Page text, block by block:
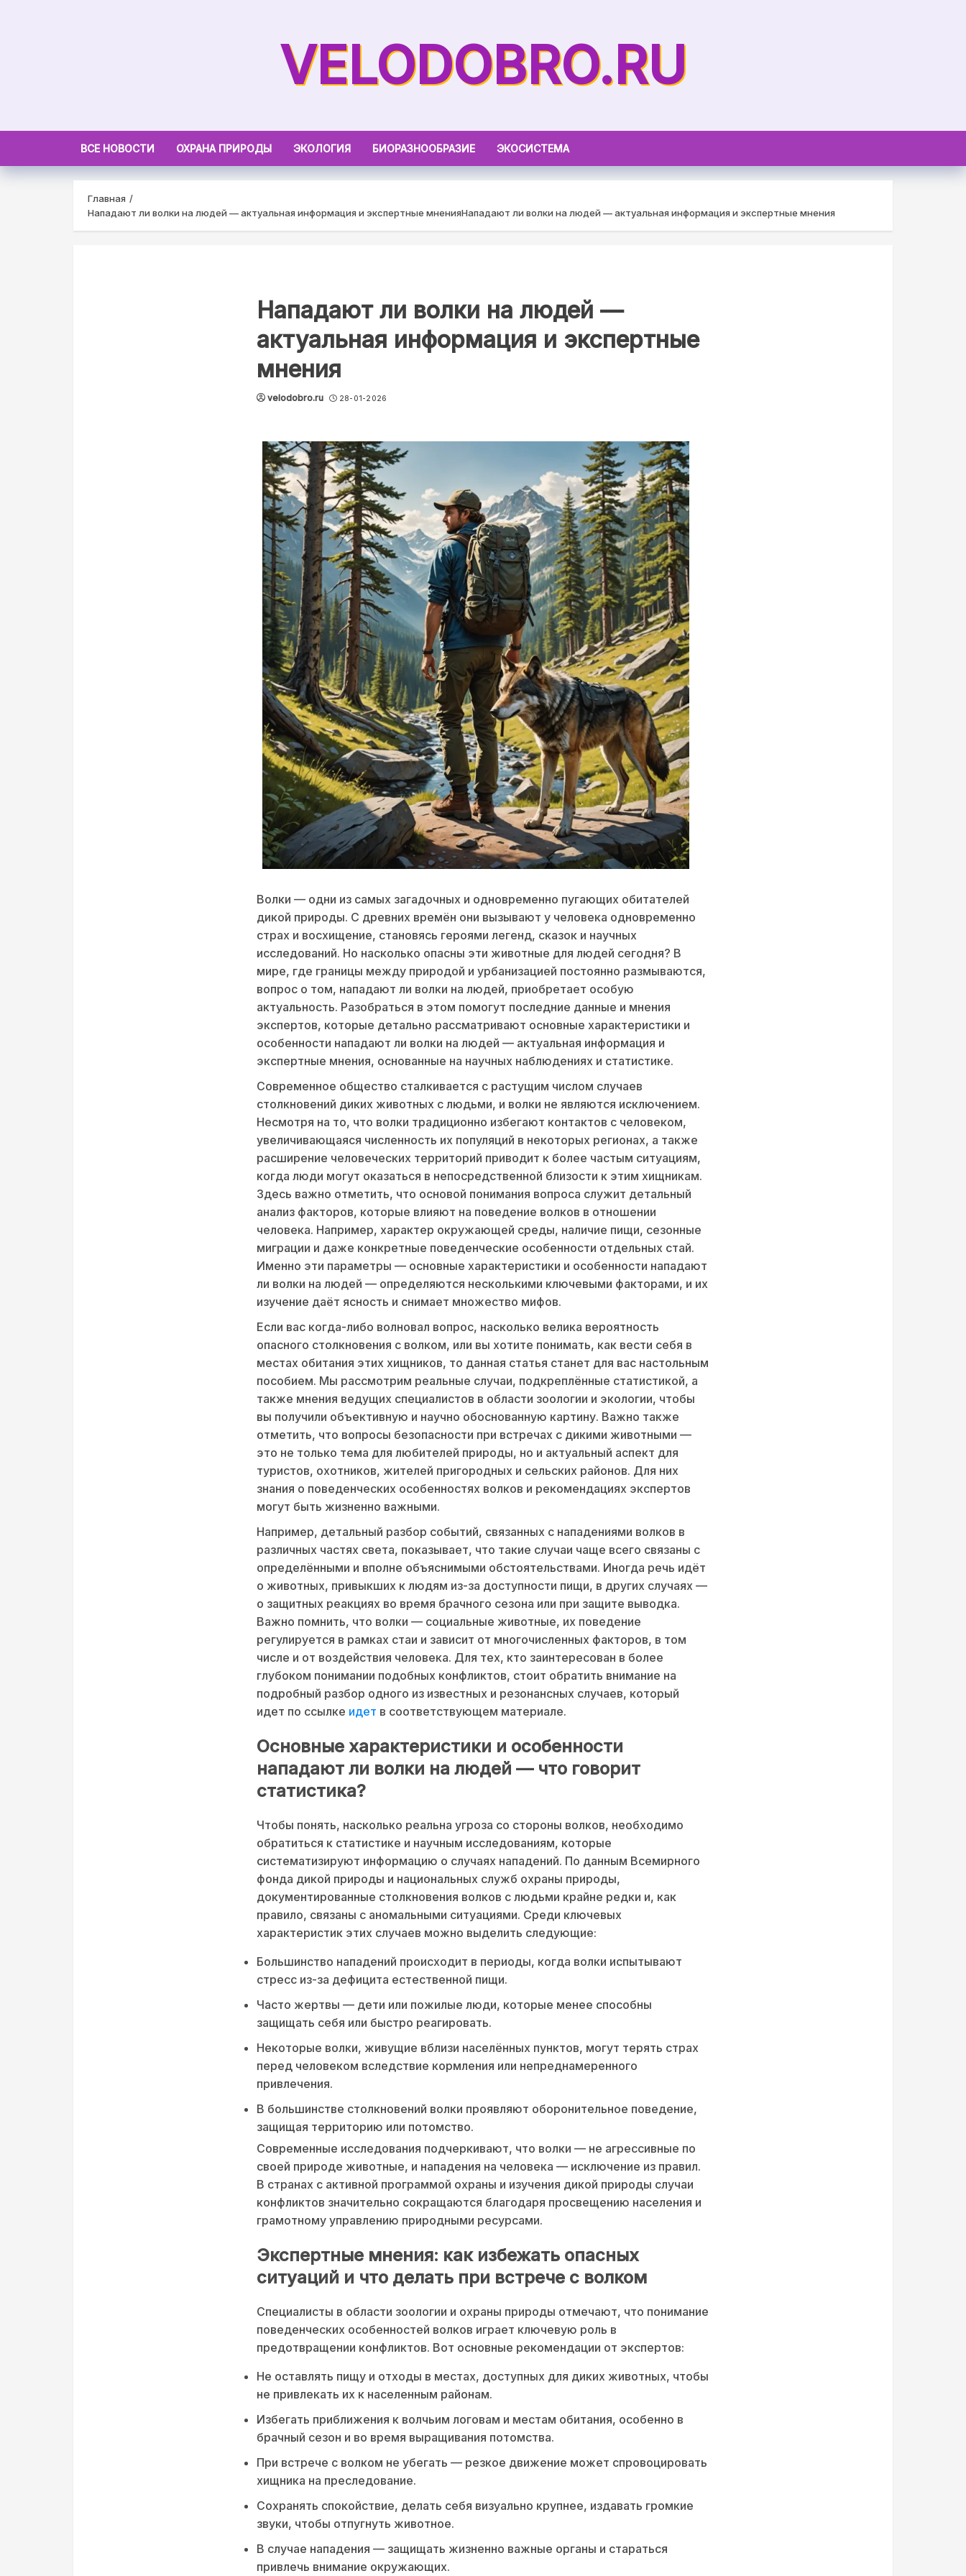
VELODOBRO.RU
ВСЕ НОВОСТИ ОХРАНА ПРИРОДЫ ЭКОЛОГИЯ БИОРАЗНООБРАЗИЕ ЭКОСИСТЕМА
Главная
Нападают ли волки на людей — актуальная информация и экспертные мненияНападают ли волки на людей — актуальная информация и экспертные мнения
Нападают ли волки на людей —
актуальная информация и экспертные
мнения
velodobro.ru 28-01-2026
Волки — одни из самых загадочных и одновременно пугающих обитателей
дикой природы. С древних времён они вызывают у человека одновременно
страх и восхищение, становясь героями легенд, сказок и научных
исследований. Но насколько опасны эти животные для людей сегодня? В
мире, где границы между природой и урбанизацией постоянно размываются,
вопрос о том, нападают ли волки на людей, приобретает особую
актуальность. Разобраться в этом помогут последние данные и мнения
экспертов, которые детально рассматривают основные характеристики и
особенности нападают ли волки на людей — актуальная информация и
экспертные мнения, основанные на научных наблюдениях и статистике.
Современное общество сталкивается с растущим числом случаев
столкновений диких животных с людьми, и волки не являются исключением.
Несмотря на то, что волки традиционно избегают контактов с человеком,
увеличивающаяся численность их популяций в некоторых регионах, а также
расширение человеческих территорий приводит к более частым ситуациям,
когда люди могут оказаться в непосредственной близости к этим хищникам.
Здесь важно отметить, что основой понимания вопроса служит детальный
анализ факторов, которые влияют на поведение волков в отношении
человека. Например, характер окружающей среды, наличие пищи, сезонные
миграции и даже конкретные поведенческие особенности отдельных стай.
Именно эти параметры — основные характеристики и особенности нападают
ли волки на людей — определяются несколькими ключевыми факторами, и их
изучение даёт ясность и снимает множество мифов.
Если вас когда-либо волновал вопрос, насколько велика вероятность
опасного столкновения с волком, или вы хотите понимать, как вести себя в
местах обитания этих хищников, то данная статья станет для вас настольным
пособием. Мы рассмотрим реальные случаи, подкреплённые статистикой, а
также мнения ведущих специалистов в области зоологии и экологии, чтобы
вы получили объективную и научно обоснованную картину. Важно также
отметить, что вопросы безопасности при встречах с дикими животными —
это не только тема для любителей природы, но и актуальный аспект для
туристов, охотников, жителей пригородных и сельских районов. Для них
знания о поведенческих особенностях волков и рекомендациях экспертов
могут быть жизненно важными.
Например, детальный разбор событий, связанных с нападениями волков в
различных частях света, показывает, что такие случаи чаще всего связаны с
определёнными и вполне объяснимыми обстоятельствами. Иногда речь идёт
о животных, привыкших к людям из-за доступности пищи, в других случаях —
о защитных реакциях во время брачного сезона или при защите выводка.
Важно помнить, что волки — социальные животные, их поведение
регулируется в рамках стаи и зависит от многочисленных факторов, в том
числе и от воздействия человека. Для тех, кто заинтересован в более
глубоком понимании подобных конфликтов, стоит обратить внимание на
подробный разбор одного из известных и резонансных случаев, который
идет по ссылке идет в соответствующем материале.
Основные характеристики и особенности
нападают ли волки на людей — что говорит
статистика?
Чтобы понять, насколько реальна угроза со стороны волков, необходимо
обратиться к статистике и научным исследованиям, которые
систематизируют информацию о случаях нападений. По данным Всемирного
фонда дикой природы и национальных служб охраны природы,
документированные столкновения волков с людьми крайне редки и, как
правило, связаны с аномальными ситуациями. Среди ключевых
характеристик этих случаев можно выделить следующие:
Большинство нападений происходит в периоды, когда волки испытывают
стресс из-за дефицита естественной пищи.
Часто жертвы — дети или пожилые люди, которые менее способны
защищать себя или быстро реагировать.
Некоторые волки, живущие вблизи населённых пунктов, могут терять страх
перед человеком вследствие кормления или непреднамеренного
привлечения.
В большинстве столкновений волки проявляют оборонительное поведение,
защищая территорию или потомство.
Современные исследования подчеркивают, что волки — не агрессивные по
своей природе животные, и нападения на человека — исключение из правил.
В странах с активной программой охраны и изучения дикой природы случаи
конфликтов значительно сокращаются благодаря просвещению населения и
грамотному управлению природными ресурсами.
Экспертные мнения: как избежать опасных
ситуаций и что делать при встрече с волком
Специалисты в области зоологии и охраны природы отмечают, что понимание
поведенческих особенностей волков играет ключевую роль в
предотвращении конфликтов. Вот основные рекомендации от экспертов:
Не оставлять пищу и отходы в местах, доступных для диких животных, чтобы
не привлекать их к населенным районам.
Избегать приближения к волчьим логовам и местам обитания, особенно в
брачный сезон и во время выращивания потомства.
При встрече с волком не убегать — резкое движение может спровоцировать
хищника на преследование.
Сохранять спокойствие, делать себя визуально крупнее, издавать громкие
звуки, чтобы отпугнуть животное.
В случае нападения — защищать жизненно важные органы и стараться
привлечь внимание окружающих.